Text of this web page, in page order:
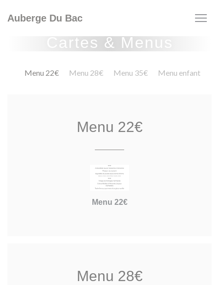
Auberge Du Bac
Cartes & Menus
Menu 22€ Menu 28€ Menu 35€ Menu enfant
Menu 22€
Menu 22€
Menu 28€